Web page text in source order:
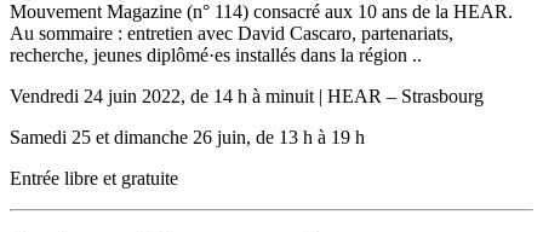
Mouvement Magazine (n° 114) consacré aux 10 ans de la HEAR.
Au sommaire : entretien avec David Cascaro, partenariats,
recherche, jeunes diplômé·es installés dans la région ..
Vendredi 24 juin 2022, de 14 h à minuit | HEAR – Strasbourg
Samedi 25 et dimanche 26 juin, de 13 h à 19 h
Entrée libre et gratuite